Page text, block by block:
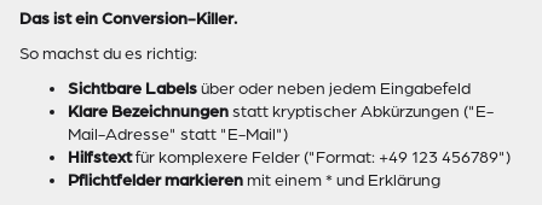
Das ist ein Conversion-Killer.
So machst du es richtig:
Sichtbare Labels über oder neben jedem Eingabefeld
Klare Bezeichnungen statt kryptischer Abkürzungen ("E-
Mail-Adresse" statt "E-Mail")
Hilfstextfür komplexere Felder ("Format: +49 123 456789")
Pflichtfelder markieren mit einem * und Erklärung